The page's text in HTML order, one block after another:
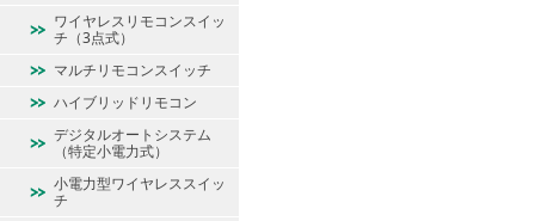
ワイヤレスリモコンスイッ
チ（3点式）
マルチリモコンスイッチ
ハイブリッドリモコン
デジタルオートシステム
（特定小電力式）
小電力型ワイヤレススイッ
チ